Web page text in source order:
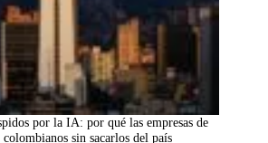
por la IA: por qué las empresas de
sin sacarlos del país